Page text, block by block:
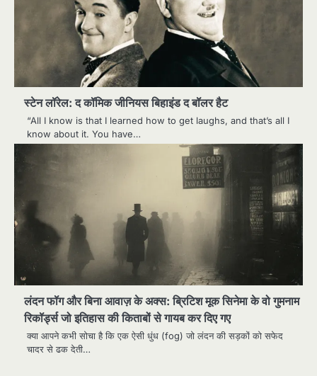
स्टेन लॉरेल: द कॉमिक जीनियस बिहाइंड द बॉलर हैट
“All I know is that I learned how to get laughs, and that’s all I
know about it. You have…
लंदन फॉग और बिना आवाज़ के अक्स: ब्रिटिश मूक सिनेमा के वो गुमनाम
रिकॉर्ड्स जो इतिहास की किताबों से गायब कर दिए गए
क्या आपने कभी सोचा है कि एक ऐसी धुंध (fog) जो लंदन की सड़कों को सफेद
चादर से ढक देती…